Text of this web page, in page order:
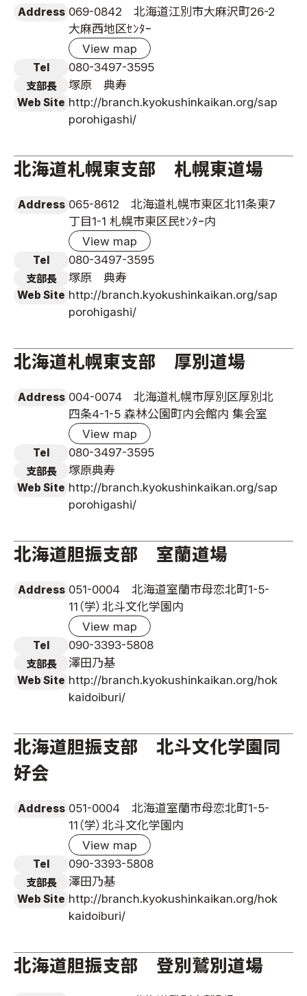
Address 069-0842 北海道江別市大麻沢町26-2
大麻西地区ｾﾝﾀｰ
View map
Tel 080-3497-3595
支部長 塚原 典寿
Web Site http://branch.kyokushinkaikan.org/sap
porohigashi/
北海道札幌東支部 札幌東道場
Address 065-8612 北海道札幌市東区北11条東7
丁目1-1 札幌市東区民ｾﾝﾀｰ内
View map
Tel 080-3497-3595
支部長 塚原 典寿
Web Site http://branch.kyokushinkaikan.org/sap
porohigashi/
北海道札幌東支部 厚別道場
Address 004-0074 北海道札幌市厚別区厚別北
四条4-1-5 森林公園町内会館内 集会室
View map
Tel 080-3497-3595
支部長 塚原典寿
Web Site http://branch.kyokushinkaikan.org/sap
porohigashi/
北海道胆振支部 室蘭道場
Address 051-0004 北海道室蘭市母恋北町1-5-
11（学）北斗文化学園内
View map
Tel 090-3393-5808
支部長 澤田乃基
Web Site http://branch.kyokushinkaikan.org/hok
kaidoiburi/
北海道胆振支部 北斗文化学園同
好会
Address 051-0004 北海道室蘭市母恋北町1-5-
11（学）北斗文化学園内
View map
Tel 090-3393-5808
支部長 澤田乃基
Web Site http://branch.kyokushinkaikan.org/hok
kaidoiburi/
北海道胆振支部 登別鷲別道場